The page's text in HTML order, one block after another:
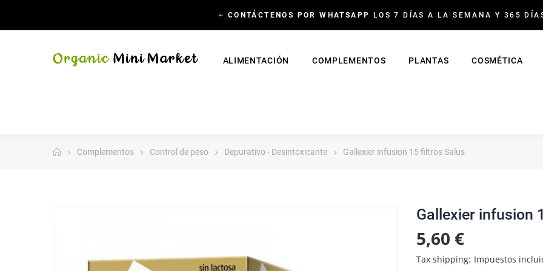
~ CONTÁCTENOS POR WHATSAPP LOS 7 DÍAS A LA SEMANA Y 365
ALIMENTACIÓN COMPLEMENTOS PLANTAS COSMÉTICA
Complementos Control de peso Depurativo - Desintoxicante Gallexier infusion 15 filtros Salus
Gallexier infusion
5,60 €
Tax shipping Impuestos